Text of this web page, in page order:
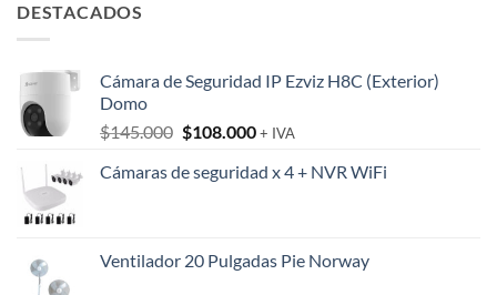
DESTACADOS
Cámara de Seguridad IP Ezviz H8C (Exterior)
Domo
$145.000 El
original
$108.000El
actual
+ IVA
Cámaras de seguridad x 4 + NVR WiFi
Ventilador 20 Pulgadas Pie Norway